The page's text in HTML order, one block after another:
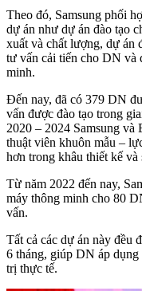
Theo đó, Samsung phối
dự án như dự án đào tạo
xuất và chất lượng, dự án
tư vấn cải tiến cho DN và
minh.
Đến nay, đã có 379 DN
vấn được đào tạo trong
2020 – 2024 Samsung
thuật viên khuôn mẫu –
hơn trong khâu thiết kế và
Từ năm 2022 đến nay,
máy thông minh cho 80
vấn.
Tất cả các dự án này đều
6 tháng, giúp DN áp
trị thực tế.